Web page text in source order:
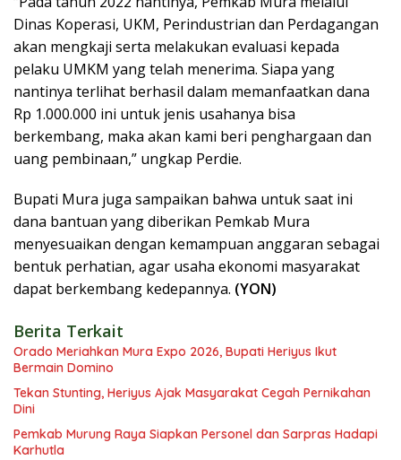
Dinas Koperasi, UKM, Perindustrian dan Perdagangan
akan mengkaji serta melakukan evaluasi kepada
pelaku UMKM yang telah menerima. Siapa yang
nantinya terlihat berhasil dalam memanfaatkan dana
Rp 1.000.000 ini untuk jenis usahanya bisa
berkembang, maka akan kami beri penghargaan dan
uang pembinaan,” ungkap Perdie.
Bupati Mura juga sampaikan bahwa untuk saat ini
dana bantuan yang diberikan Pemkab Mura
menyesuaikan dengan kemampuan anggaran sebagai
bentuk perhatian, agar usaha ekonomi masyarakat
dapat berkembang kedepannya. (YON)
Berita Terkait
Orado Meriahkan Mura Expo 2026, Bupati Heriyus Ikut
Bermain Domino
Tekan Stunting, Heriyus Ajak Masyarakat Cegah Pernikahan
Dini
Pemkab Murung Raya Siapkan Personel dan Sarpras Hadapi
Karhutla